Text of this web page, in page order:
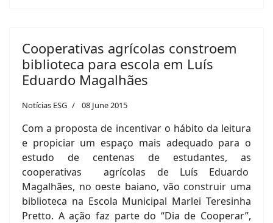
Cooperativas agrícolas constroem
biblioteca para escola em Luís
Eduardo Magalhães
Notícias ESG 08 June 2015
Com a proposta de incentivar o hábito da leitura
e propiciar um espaço mais adequado para o
estudo de centenas de estudantes, as
cooperativas agrícolas de Luís Eduardo
Magalhães, no oeste baiano, vão construir uma
biblioteca na Escola Municipal Marlei Teresinha
Pretto. A ação faz parte do “Dia de Cooperar”,